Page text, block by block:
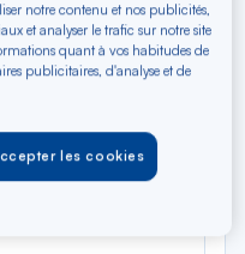
Vider
notre contenu et nos publicités,
et analyser le trafic sur notre site
quant à vos habitudes de
publicitaires, d'analyse et de
les cookies